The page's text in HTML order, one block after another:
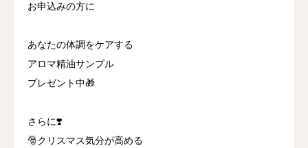
お申込みの方に
あなたの体調をケアする
アロマ精油サンプル
プレゼント中🎁
さらに❣️
🎅クリスマス気分が高める